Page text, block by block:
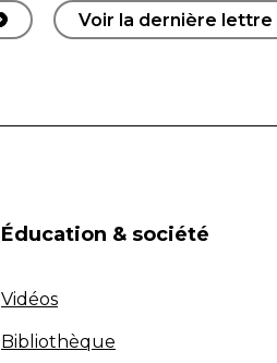
Voir la dernière lettre
Éducation & société
Vidéos
Bibliothèque